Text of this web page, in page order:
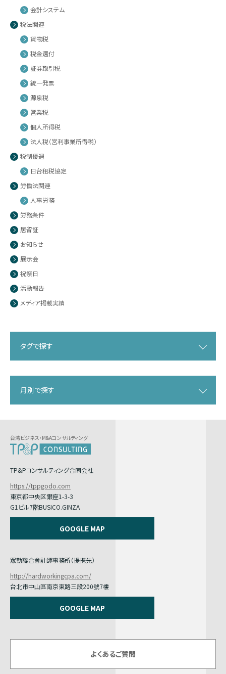
会計システム
税法関連
貨物税
税金還付
証券取引税
統一発票
源泉税
営業税
個人所得税
法人税（営利事業所得税）
税制優遇
日台租税協定
労働法関連
人事労務
労務条件
居留証
お知らせ
展示会
祝祭日
活動報告
メディア掲載実績
タグで探す
月別で探す
台湾ビジネス・M&Aコンサルティング
TP&Pコンサルティング合同会社
https://tppgodo.com
東京都中央区銀座1-3-3
G1ビル7階BUSICO.GINZA
GOOGLE MAP
眾勤聯合會計師事務所（提携先）
http://hardworkingcpa.com/
台北市中山區南京東路三段200號7樓
GOOGLE MAP
よくあるご質問